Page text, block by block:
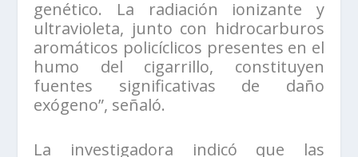
genético. La radiación ionizante y
ultravioleta, junto con hidrocarburos
aromáticos policíclicos presentes en el
humo del cigarrillo, constituyen
fuentes significativas de daño
exógeno”, señaló.
La investigadora indicó que las